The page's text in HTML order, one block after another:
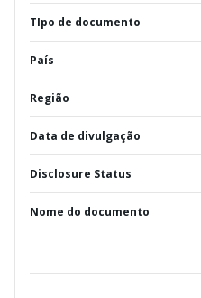
TIpo de documento
País
Região
Data de divulgação
Disclosure Status
Nome do documento